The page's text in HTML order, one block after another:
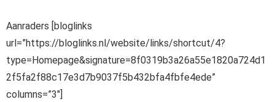
Aanraders [bloglinks
url=”https://bloglinks.nl/website/links/shortcut/4?
type=Homepage&signature=8f0319b3a26a55e1820a724d1
2f5fa2f88c17e3d7b9037f5b432bfa4fbfe4ede”
columns=”3″]